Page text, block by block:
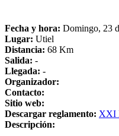
Fecha y hora: Domingo, 23
Lugar: Utiel
Distancia: 68 Km
Salida: -
Llegada: -
Organizador:
Contacto:
Sitio web:
Descargar reglamento: XXI
Descripción: